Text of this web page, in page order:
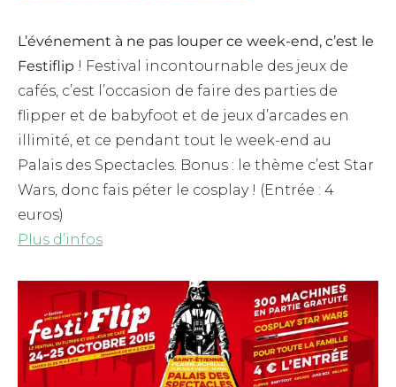
L’événement à ne pas louper ce week-end, c’est le
Festiflip ! Festival incontournable des jeux de
cafés, c’est l’occasion de faire des parties de
flipper et de babyfoot et de jeux d’arcades en
illimité, et ce pendant tout le week-end au
Palais des Spectacles. Bonus : le thème c’est Star
Wars, donc fais péter le cosplay ! (Entrée : 4
euros)
Plus d’infos